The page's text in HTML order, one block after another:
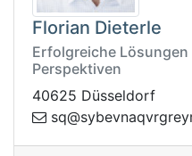
Florian Dieterle
Erfolgreiche
Perspektiven
40625 Düsseldorf